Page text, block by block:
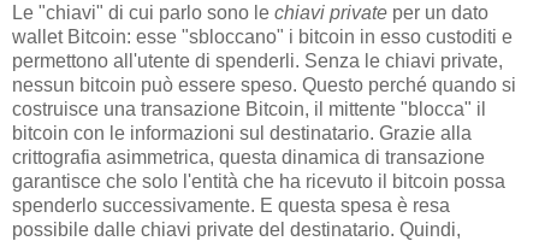
Le "chiavi" di cui parlo sono le chiavi private per un dato
wallet Bitcoin: esse "sbloccano" i bitcoin in esso custoditi e
permettono all'utente di spenderli. Senza le chiavi private,
nessun bitcoin può essere speso. Questo perché quando si
costruisce una transazione Bitcoin, il mittente "blocca" il
bitcoin con le informazioni sul destinatario. Grazie alla
crittografia asimmetrica, questa dinamica di transazione
garantisce che solo l'entità che ha ricevuto il bitcoin possa
spenderlo successivamente. E questa spesa è resa
possibile dalle chiavi private del destinatario. Quindi,